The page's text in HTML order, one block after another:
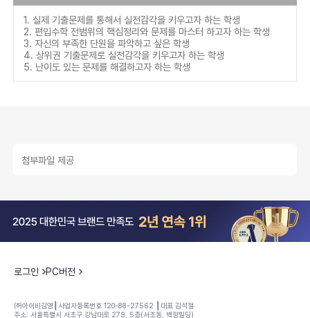
1. 실제 기출문제를 통해서 실전감각을 키우고자 하는 학생
2. 편입수학 전범위의 핵심정리와 문제를 마스터 하고자 하는 학생
3. 자신의 부족한 단원을 파악하고 싶은 학생
4. 상위권 기출문제로 실전감각을 키우고자 하는 학생
5. 난이도 있는 문제를 해결하고자 하는 학생
첨부파일 제공
로그인 PC버전
㈜아이비김영┃사업자등록번호 120-88-27562 ┃대표 김석철
주소: 서울특별시 서초구 강남대로 279, 5층(서초동, 백향빌딩)